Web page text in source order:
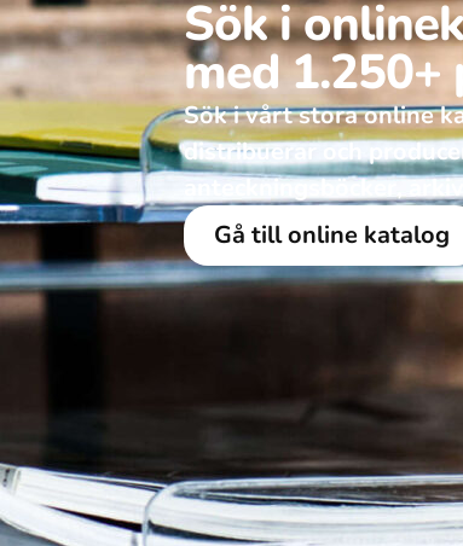
Sök i
med
Sök i vårt stora online
distribuerar och
anteckningsböcker,
Gå till online katalog